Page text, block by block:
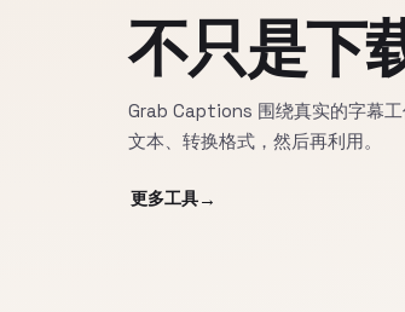
不只是下
Grab Captions 围绕真实的字幕
文本、转换格式，然后再利用。
更多工具